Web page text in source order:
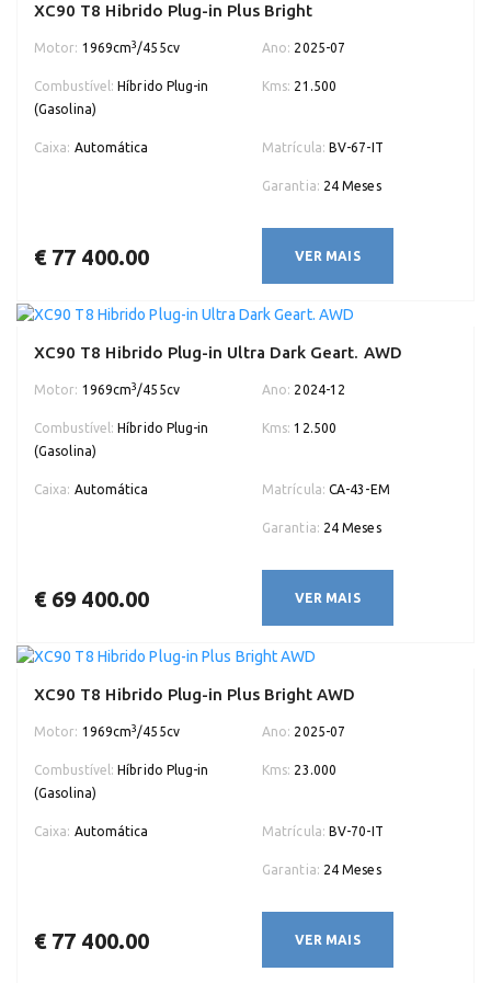
XC90 T8 Hibrido Plug-in Plus Bright
Motor: 1969cm3/455cv Ano: 2025-07
Combustível: Híbrido Plug-in
(Gasolina)
Kms: 21.500
Caixa: Automática Matrícula: BV-67-IT
Garantia: 24 Meses
€ 77 400.00 VER MAIS
XC90 T8 Hibrido Plug-in Ultra Dark Geart. AWD
Motor: 1969cm3/455cv Ano: 2024-12
Combustível: Híbrido Plug-in
(Gasolina)
Kms: 12.500
Caixa: Automática Matrícula: CA-43-EM
Garantia: 24 Meses
€ 69 400.00 VER MAIS
XC90 T8 Hibrido Plug-in Plus Bright AWD
Motor: 1969cm3/455cv Ano: 2025-07
Combustível: Híbrido Plug-in
(Gasolina)
Kms: 23.000
Caixa: Automática Matrícula: BV-70-IT
Garantia: 24 Meses
€ 77 400.00 VER MAIS